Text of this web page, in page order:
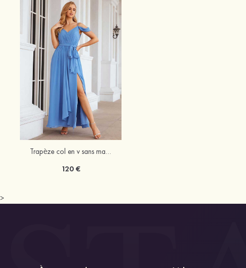
Trapèze col en v sans manches mousseline ras du sol robe de demoiselle d'honneur avec fendue
120 €
>